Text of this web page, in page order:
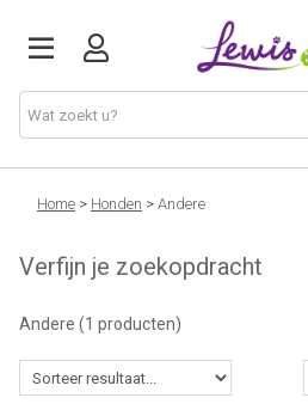
Honden
Katten
Leveringen
Openingsuren
Home > Honden > Andere
Verfijn je zoekopdracht
Andere (1 producten)